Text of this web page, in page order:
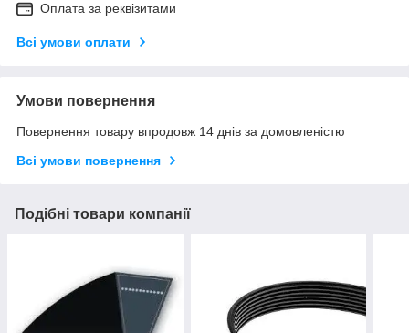
Оплата за реквізитами
Всі умови оплати
Умови повернення
Повернення товару впродовж 14 днів за домовленістю
Всі умови повернення
Подібні товари компанії